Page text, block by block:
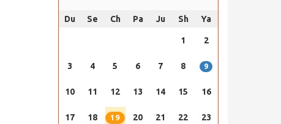
Du Se Ch Pa Ju Sh Ya
1 2
3 4 5 6 7 8 9
10 11 12 13 14 15 16
17 18 19 20 21 22 23